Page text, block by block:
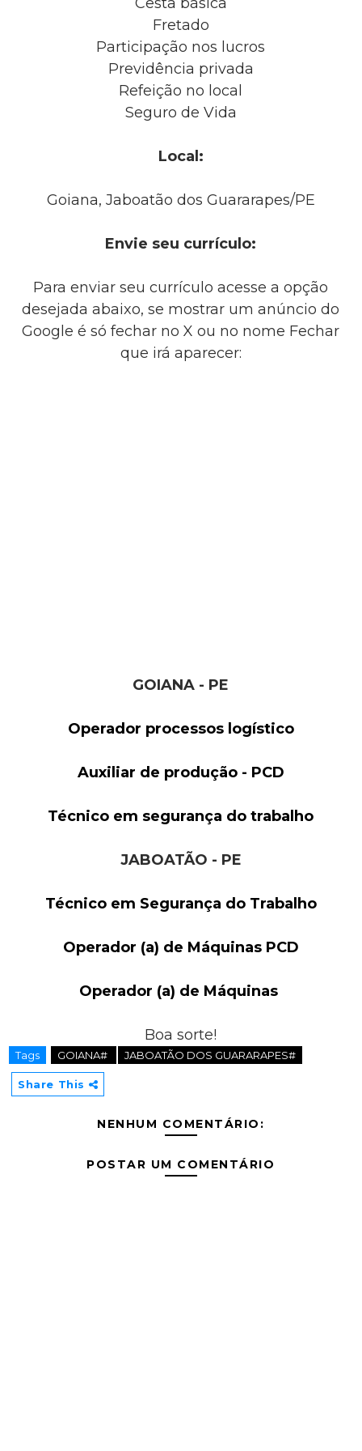
Fretado
Participação nos lucros
Previdência privada
Refeição no local
Seguro de Vida
Local:
Goiana, Jaboatão dos Guararapes/PE
Envie seu currículo:
Para enviar seu currículo acesse a opção
desejada abaixo, se mostrar um anúncio do
Google é só fechar no X ou no nome Fechar
que irá aparecer:
GOIANA - PE
Operador processos logístico
Auxiliar de produção - PCD
Técnico em segurança do trabalho
JABOATÃO - PE
Técnico em Segurança do Trabalho
Operador (a) de Máquinas PCD
Operador (a) de Máquinas
Boa sorte!
Tags GOIANA# JABOATÃO DOS GUARARAPES#
Share This
NENHUM COMENTÁRIO:
POSTAR UM COMENTÁRIO